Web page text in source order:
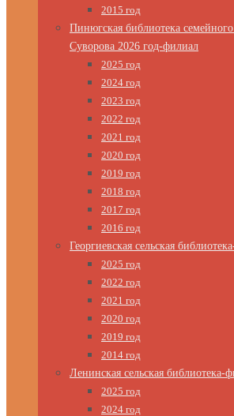
2015 год
Пинюгская библиотека
Суворова 2026 год-филиал
2025 год
2024 год
2023 год
2022 год
2021 год
2020 год
2019 год
2018 год
2017 год
2016 год
Георгиевская сельская
2025 год
2022 год
2021 год
2020 год
2019 год
2014 год
Ленинская сельская библиотека-
2025 год
2024 год